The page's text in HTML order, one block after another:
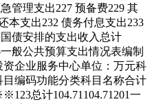
管理支出227 预备费229 其
本支出232 债务付息支出233
债安排的支出收入总计
一般公共预算支出情况表编制
企业服务中心单位：万元科
目编码功能分类科目名称合计
※1 23总计104.71 104.71 201一